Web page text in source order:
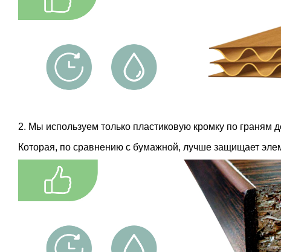
2. Мы используем только пластиковую кромку по граням
Которая, по сравнению с бумажной, лучше защищает